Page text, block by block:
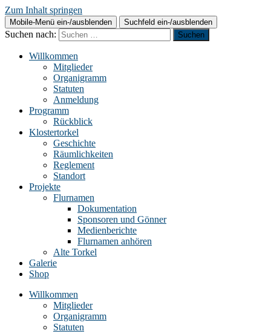
Zum Inhalt springen
Mobile-Menü ein-/ausblenden Suchfeld ein-/ausblenden
Suchen nach:
Willkommen
Mitglieder
Organigramm
Statuten
Anmeldung
Programm
Rückblick
Klostertorkel
Geschichte
Räumlichkeiten
Reglement
Standort
Projekte
Flurnamen
Dokumentation
Sponsoren und Gönner
Medienberichte
Flurnamen anhören
Alte Torkel
Galerie
Shop
Willkommen
Mitglieder
Organigramm
Statuten